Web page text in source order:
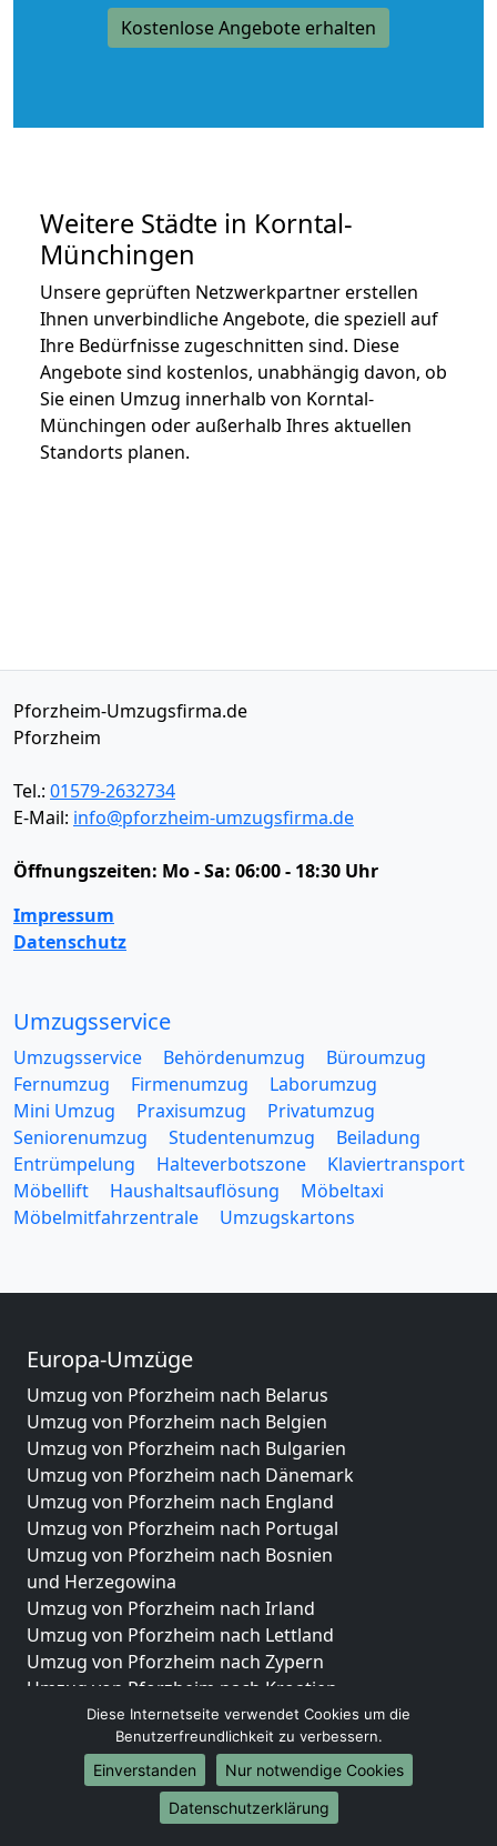
Kostenlose Angebote erhalten
Weitere Städte in Korntal-
Münchingen
Unsere geprüften Netzwerkpartner erstellen
Ihnen unverbindliche Angebote, die speziell auf
Ihre Bedürfnisse zugeschnitten sind. Diese
Angebote sind kostenlos, unabhängig davon, ob
Sie einen Umzug innerhalb von Korntal-
Münchingen oder außerhalb Ihres aktuellen
Standorts planen.
Pforzheim-Umzugsfirma.de
Pforzheim
Tel.: 01579-2632734
E-Mail: info@pforzheim-umzugsfirma.de
Öffnungszeiten: Mo - Sa: 06:00 - 18:30 Uhr
Impressum
Datenschutz
Umzugsservice
Umzugsservice Behördenumzug
Büroumzug
Fernumzug
Firmenumzug
Laborumzug
Mini Umzug
Praxisumzug
Privatumzug
Seniorenumzug
Studentenumzug
Beiladung
Entrümpelung
Halteverbotszone
Klaviertransport
Möbellift
Haushaltsauflösung
Möbeltaxi
Möbelmitfahrzentrale
Umzugskartons
Europa-Umzüge
Umzug von Pforzheim nach Belarus
Umzug von Pforzheim nach Belgien
Umzug von Pforzheim nach Bulgarien
Umzug von Pforzheim nach Dänemark
Umzug von Pforzheim nach England
Umzug von Pforzheim nach Portugal
Umzug von Pforzheim nach Bosnien
und Herzegowina
Umzug von Pforzheim nach Irland
Umzug von Pforzheim nach Lettland
Umzug von Pforzheim nach Zypern
Umzug von Pforzheim nach Kroatien
Umzug von Pforzheim nach Estland
Umzug von Pforzheim nach Finnland
Umzug von Pforzheim nach Frankreich
Umzug von Pforzheim nach Griechenland
Umzug von Pforzheim nach Italien
Diese Internetseite verwendet Cookies um die
Benutzerfreundlichkeit zu verbessern.
Einverstanden
Nur notwendige Cookies
Datenschutzerklärung